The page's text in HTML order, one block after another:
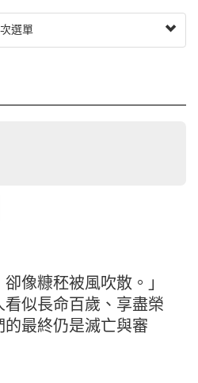
次選單
像糠秠被風吹散。」
似長命百歲、享盡榮
最終仍是滅亡與審